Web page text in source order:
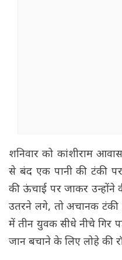
शनिवार को कांशीराम
से बंद एक पानी की टंकी
की ऊंचाई पर जाकर उन्होंने
उतरने लगे, तो अचानक टंकी
में तीन युवक सीधे नीचे गिर
जान बचाने के लिए लोहे की